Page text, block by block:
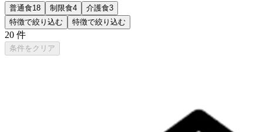
普通食18 制限食4 介護食3
特徴で絞り込む
特徴で絞り込む
20 件
条件をクリア